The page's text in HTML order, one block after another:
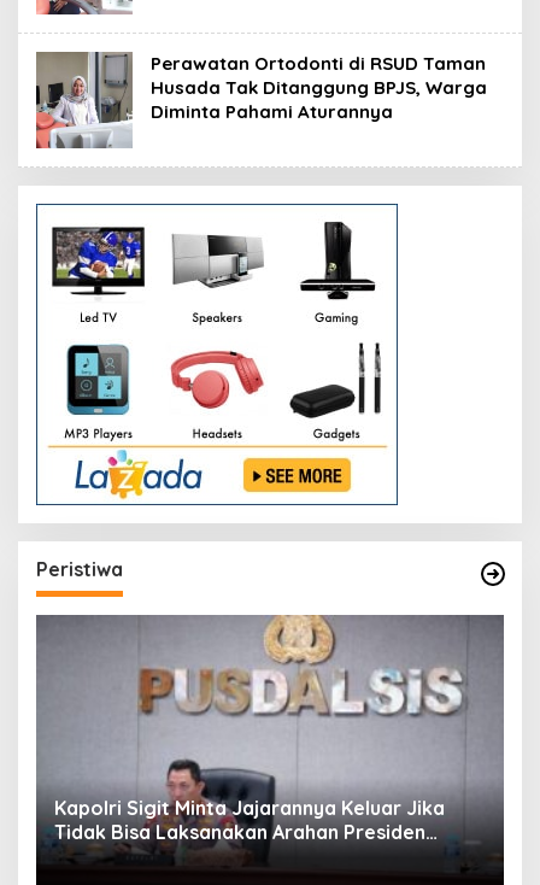
Perawatan Ortodonti di RSUD Taman
Husada Tak Ditanggung BPJS, Warga
Diminta Pahami Aturannya
Peristiwa
Kapolri Sigit Minta Jajarannya Keluar Jika
Tidak Bisa Laksanakan Arahan Presiden
Jokowi